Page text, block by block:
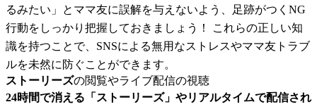
るみたい」とママ友に誤解を与えないよう、足跡がつくNG
行動をしっかり把握しておきましょう！ これらの正しい知
識を持つことで、SNSによる無用なストレスやママ友トラブ
ルを未然に防ぐことができます。
ストーリーズの閲覧やライブ配信の視聴
24時間で消える「ストーリーズ」やリアルタイムで配信され